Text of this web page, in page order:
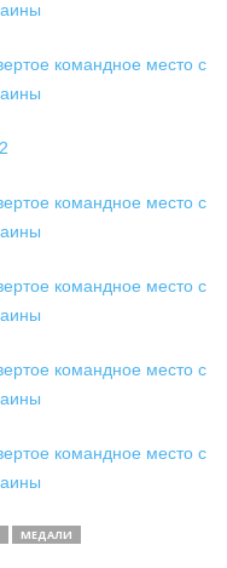
МЕДАЛИ